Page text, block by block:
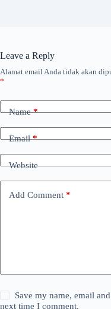
Leave a Reply
Alamat email Anda tidak akan
*
Name*
Email*
Website
Add Comment *
Save my name, email
next time I comment.